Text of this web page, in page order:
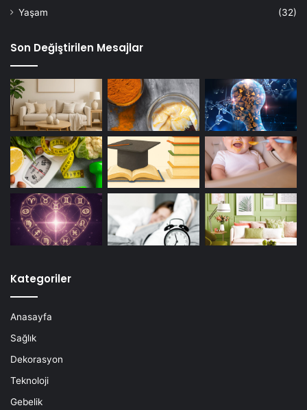
Yaşam
(32)
Son Değiştirilen Mesajlar
Kategoriler
Anasayfa
Sağlık
Dekorasyon
Teknoloji
Gebelik